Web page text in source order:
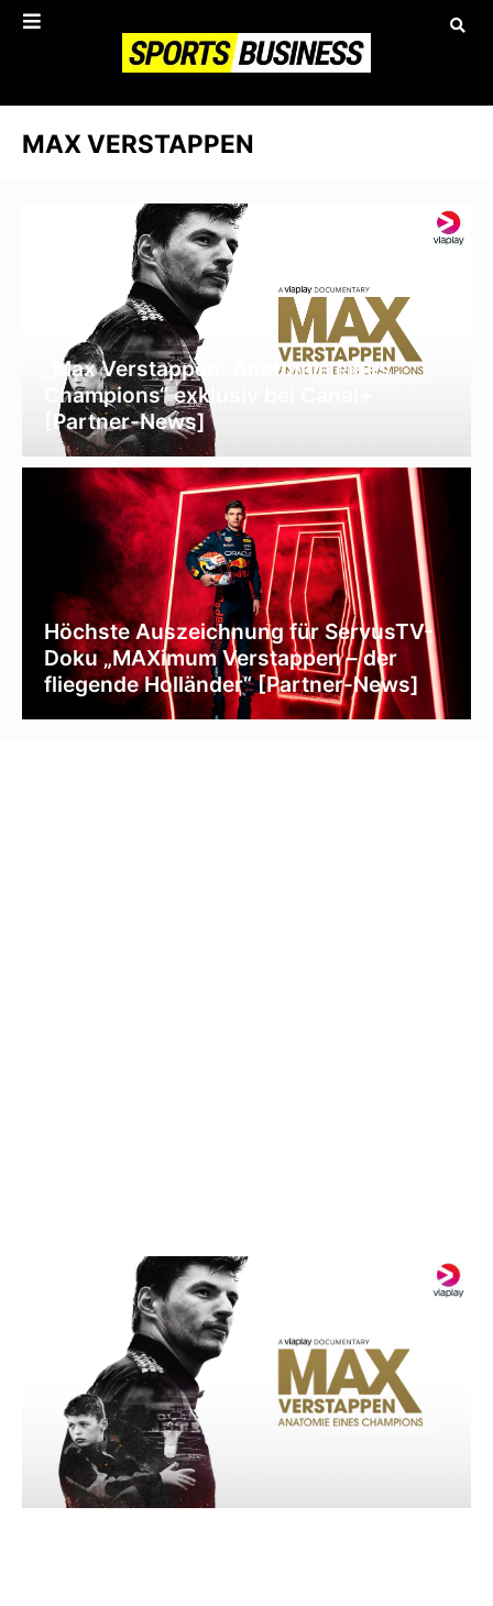
MAX VERSTAPPEN
„Max Verstappen: Anatomie eines
Champions“ exklusiv bei Canal+
[Partner-News]
Höchste Auszeichnung für ServusTV-
Doku „MAXimum Verstappen – der
fliegende Holländer“ [Partner-News]